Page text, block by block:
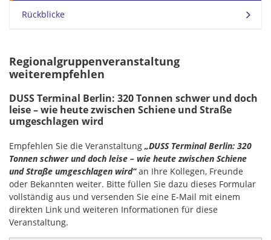
Rückblicke
Regionalgruppenveranstaltung
weiterempfehlen
DUSS Terminal Berlin: 320 Tonnen schwer und doch
leise – wie heute zwischen Schiene und Straße
umgeschlagen wird
Empfehlen Sie die Veranstaltung „DUSS Terminal Berlin: 320
Tonnen schwer und doch leise – wie heute zwischen Schiene
und Straße umgeschlagen wird“an Ihre Kollegen, Freunde
oder Bekannten weiter. Bitte füllen Sie dazu dieses Formular
vollständig aus und versenden Sie eine E-Mail mit einem
direkten Link und weiteren Informationen für diese
Veranstaltung.